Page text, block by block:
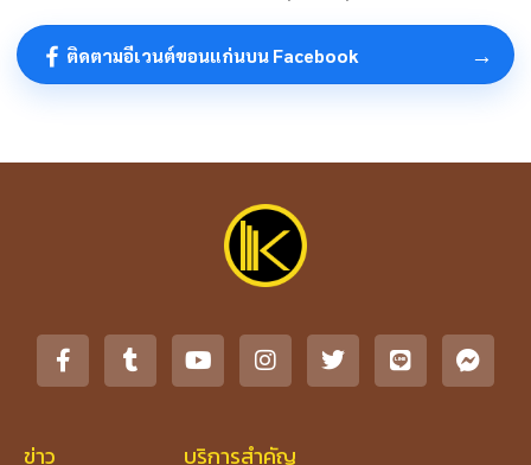
ติดตามอีเวนต์ขอนแก่นบน Facebook →
ข่าว บริการสำคัญ